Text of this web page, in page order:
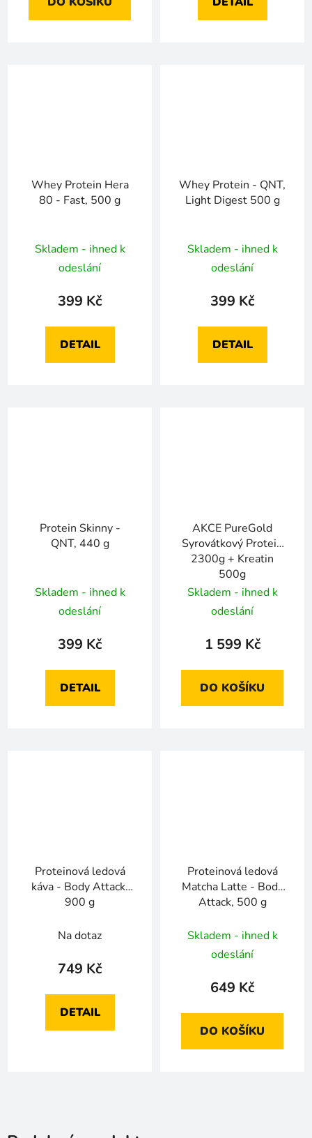
Whey Protein Hera
80 - Fast, 500 g
Skladem - ihned k
odeslání
399 Kč
DETAIL
Whey Protein - QNT,
Light Digest 500 g
Skladem - ihned k
odeslání
399 Kč
DETAIL
Protein Skinny -
QNT, 440 g
Skladem - ihned k
odeslání
399 Kč
DETAIL
AKCE PureGold
Syrovátkový Protein
2300g + Kreatin
500g
Skladem - ihned k
odeslání
1 599 Kč
DO KOŠÍKU
Proteinová ledová
káva - Body Attack,
900 g
Na dotaz
749 Kč
DETAIL
Proteinová ledová
Matcha Latte - Body
Attack, 500 g
Skladem - ihned k
odeslání
649 Kč
DO KOŠÍKU